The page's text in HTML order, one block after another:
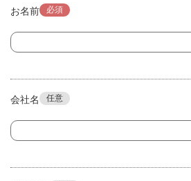
お名前 必須
会社名 任意